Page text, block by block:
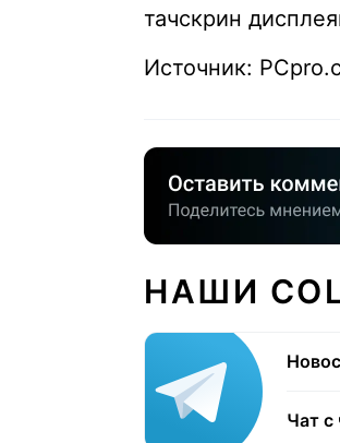
тачскрин
Источник:
НАШИ
Чат с